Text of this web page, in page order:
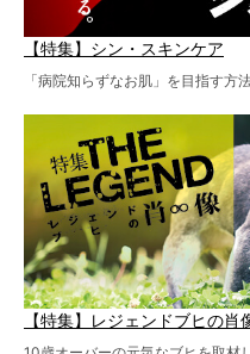
【特集】シン・スキンケア
「病院知らずなお肌」を目指す方
【特集】レジェンドブヒの